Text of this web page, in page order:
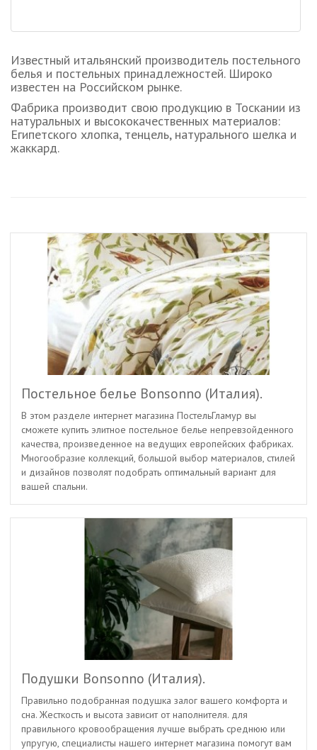
Известный итальянский производитель постельного
белья и постельных принадлежностей. Широко
известен на Российском рынке.
Фабрика производит свою продукцию в Тоскании из
натуральных и высококачественных материалов:
Египетского хлопка, тенцель, натурального шелка и
жаккард.
Постельное белье Bonsonno (Италия).
В этом разделе интернет магазина ПостельГламур вы
сможете купить элитное постельное белье непревзойденного
качества, произведенное на ведущих европейских фабриках.
Многообразие коллекций, большой выбор материалов, стилей
и дизайнов позволят подобрать оптимальный вариант для
вашей спальни.
Подушки Bonsonno (Италия).
Правильно подобранная подушка залог вашего комфорта и
сна. Жесткость и высота зависит от наполнителя. для
правильного кровообращения лучше выбрать среднюю или
упругую, специалисты нашего интернет магазина помогут вам